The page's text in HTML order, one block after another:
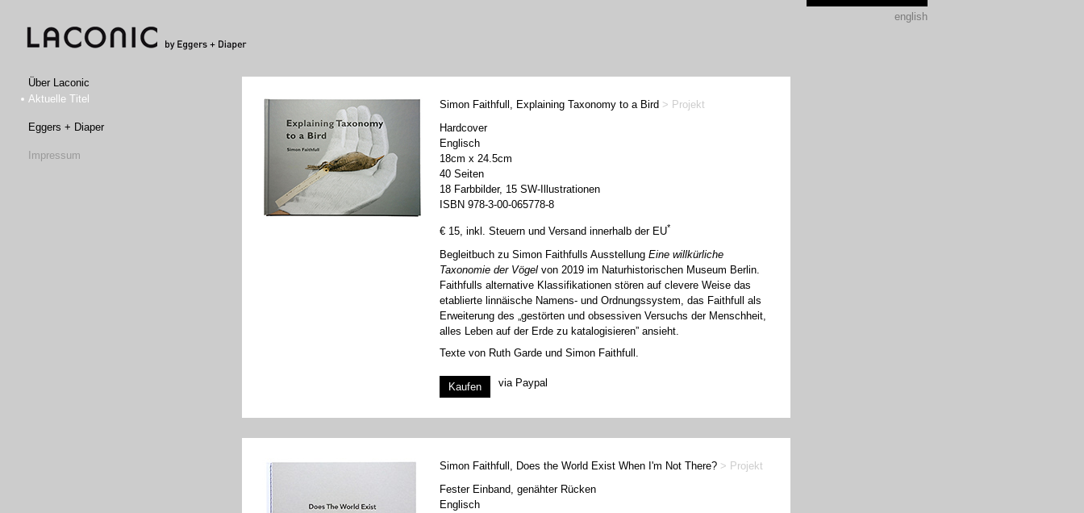
english
Über Laconic
Aktuelle Titel
Eggers + Diaper
Impressum
Simon Faithfull, Explaining Taxonomy to a Bird > Projekt
Hardcover
Englisch
18cm x 24.5cm
40 Seiten
18 Farbbilder, 15 SW-Illustrationen
ISBN 978-3-00-065778-8
€ 15, inkl. Steuern und Versand innerhalb der EU*
Begleitbuch zu Simon Faithfulls Ausstellung Eine willkürliche
Taxonomie der Vögel von 2019 im Naturhistorischen Museum Berlin.
Faithfulls alternative Klassifikationen stören auf clevere Weise das
etablierte linnäische Namens- und Ordnungssystem, das Faithfull als
Erweiterung des „gestörten und obsessiven Versuchs der Menschheit,
alles Leben auf der Erde zu katalogisieren” ansieht.
Texte von Ruth Garde und Simon Faithfull.
via Paypal
Simon Faithfull, Does the World Exist When I'm Not There? > Projekt
Fester Einband, genähter Rücken
Englisch